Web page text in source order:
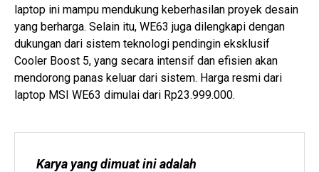
laptop ini mampu mendukung keberhasilan proyek desain
yang berharga. Selain itu, WE63 juga dilengkapi dengan
dukungan dari sistem teknologi pendingin eksklusif
Cooler Boost 5, yang secara intensif dan efisien akan
mendorong panas keluar dari sistem. Harga resmi dari
laptop MSI WE63 dimulai dari Rp23.999.000.
Karya yang dimuat ini adalah